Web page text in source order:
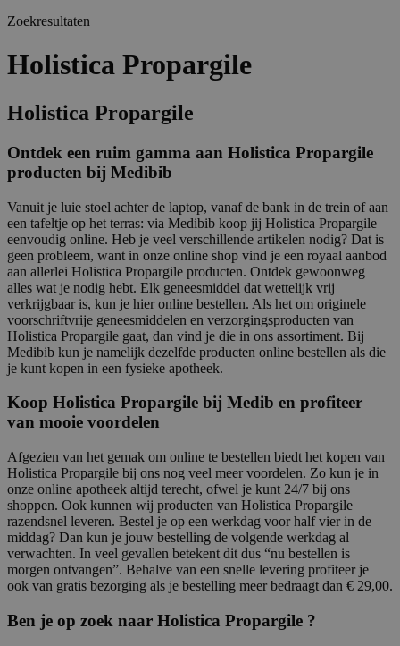
Zoekresultaten
Holistica Propargile
Holistica Propargile
Ontdek een ruim gamma aan Holistica Propargile
producten bij Medibib
Vanuit je luie stoel achter de laptop, vanaf de bank in de trein of aan
een tafeltje op het terras: via Medibib koop jij Holistica Propargile
eenvoudig online. Heb je veel verschillende artikelen nodig? Dat is
geen probleem, want in onze online shop vind je een royaal aanbod
aan allerlei Holistica Propargile producten. Ontdek gewoonweg
alles wat je nodig hebt. Elk geneesmiddel dat wettelijk vrij
verkrijgbaar is, kun je hier online bestellen. Als het om originele
voorschriftvrije geneesmiddelen en verzorgingsproducten van
Holistica Propargile gaat, dan vind je die in ons assortiment. Bij
Medibib kun je namelijk dezelfde producten online bestellen als die
je kunt kopen in een fysieke apotheek.
Koop Holistica Propargile bij Medib en profiteer
van mooie voordelen
Afgezien van het gemak om online te bestellen biedt het kopen van
Holistica Propargile bij ons nog veel meer voordelen. Zo kun je in
onze online apotheek altijd terecht, ofwel je kunt 24/7 bij ons
shoppen. Ook kunnen wij producten van Holistica Propargile
razendsnel leveren. Bestel je op een werkdag voor half vier in de
middag? Dan kun je jouw bestelling de volgende werkdag al
verwachten. In veel gevallen betekent dit dus “nu bestellen is
morgen ontvangen”. Behalve van een snelle levering profiteer je
ook van gratis bezorging als je bestelling meer bedraagt dan € 29,00.
Ben je op zoek naar Holistica Propargile ?